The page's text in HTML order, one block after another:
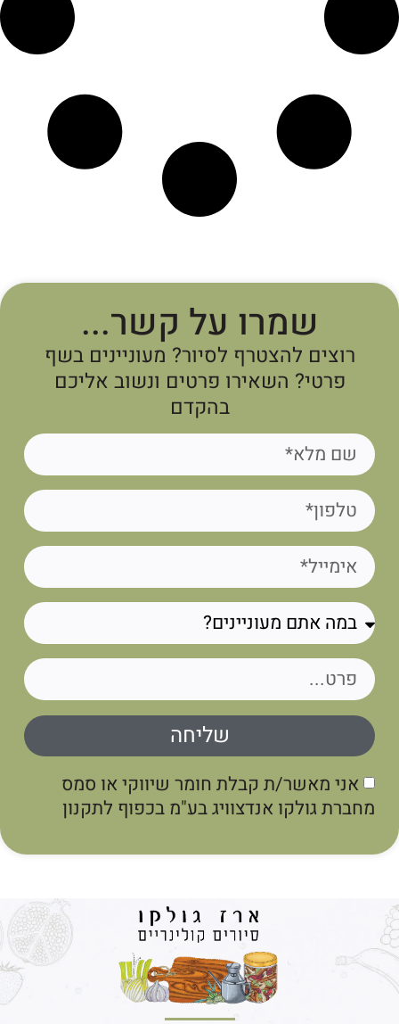
שמרו על קשר...
רוצים להצטרף לסיור? מעוניינים בשף
פרטי? השאירו פרטים ונשוב אליכם
בהקדם
אני מאשר/ת קבלת חומר שיווקי או סמס
מחברת גולקו אנדצוויג בע"מ בכפוף לתקנון
שליחה